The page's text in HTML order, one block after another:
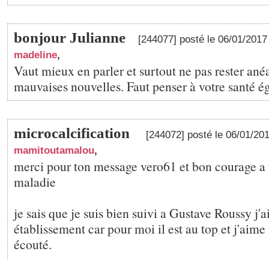
bonjour Julianne
[244077] posté le 06/01/
madeline,
Vaut mieux en parler et surtout ne pas rester
mauvaises nouvelles. Faut penser à votre santé
microcalcification
[244072] posté le 06/01/
mamitoutamalou,
merci pour ton message vero61 et bon courage
maladie
je sais que je suis bien suivi a Gustave Roussy
établissement car pour moi il est au top et
écouté.